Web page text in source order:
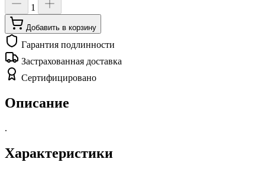
1
Добавить в корзину
Гарантия подлинности
Застрахованная доставка
Сертифицировано
Описание
.
Характеристики